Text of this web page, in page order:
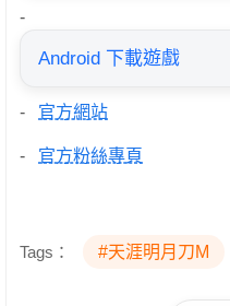
-
Android 下載遊戲
- 官方網站
- 官方粉絲專頁
Tags： #天涯明月刀M